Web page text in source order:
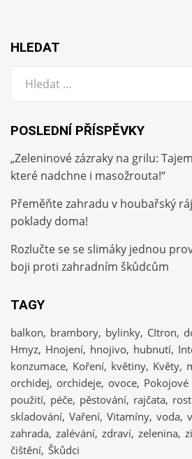
HLEDAT
POSLEDNÍ PŘÍSPĚVKY
„Zeleninové zázraky na grilu:
které nadchne i masožrouta!“
Přeměňte zahradu v houbařský
poklady doma!
Rozlučte se se slimáky jednou
boji proti zahradním škůdcům
TAGY
balkon brambory bylinky CItron
Hmyz Hnojení hnojivo hubnutí
konzumace Koření květiny Květy
orchidej orchideje ovoce
použití péče pěstování rajčata
skladování Vaření Vitamíny voda
zahrada zalévání zdraví zelenina
čištění Škůdci